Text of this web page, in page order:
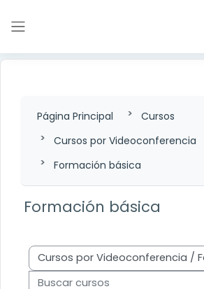
Página Principal
Cursos
Cursos por Videoconferencia
Formación básica
Formación básica
Categorías
Buscar cursos